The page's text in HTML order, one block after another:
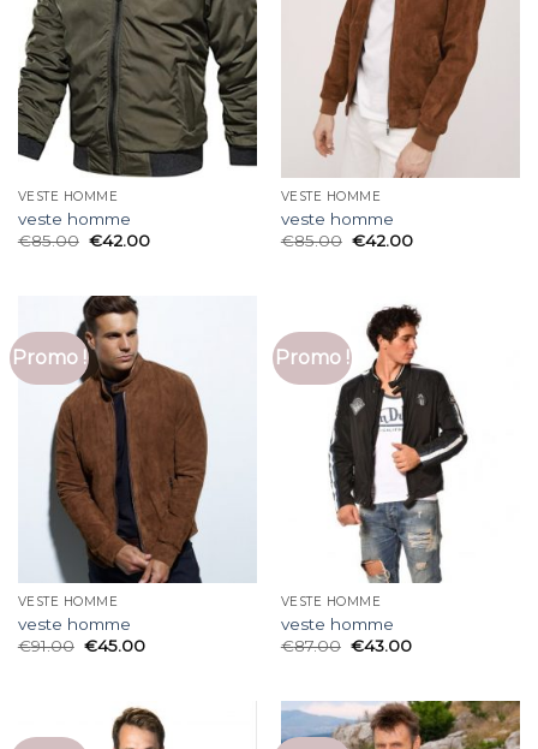
VESTE HOMME
veste homme
€85.00 €42.00
VESTE HOMME
veste homme
€85.00 €42.00
Promo !
VESTE HOMME
veste homme
€91.00 €45.00
Promo !
VESTE HOMME
veste homme
€87.00 €43.00